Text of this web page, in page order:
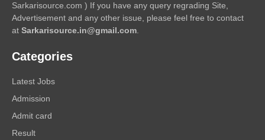
Sarkarisource.com ) If you have any query regrading Site,
Advertisement and any other issue, please feel free to contact
at Sarkarisource.in@gmail.com
Categories
Latest Jobs
Admission
Admit card
Result